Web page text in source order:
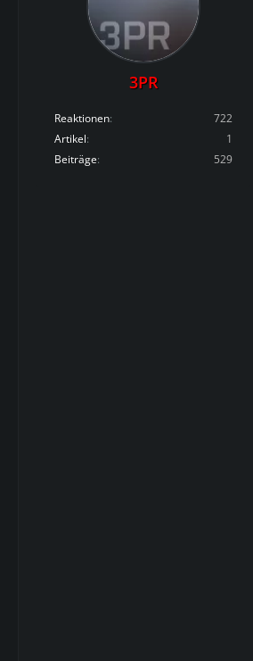
3PR
Reaktionen
722
Artikel
1
Beiträge
529